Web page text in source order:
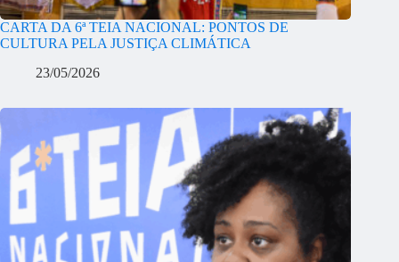
CARTA DA 6ª TEIA NACIONAL: PONTOS DE
CULTURA PELA JUSTIÇA CLIMÁTICA
23/05/2026